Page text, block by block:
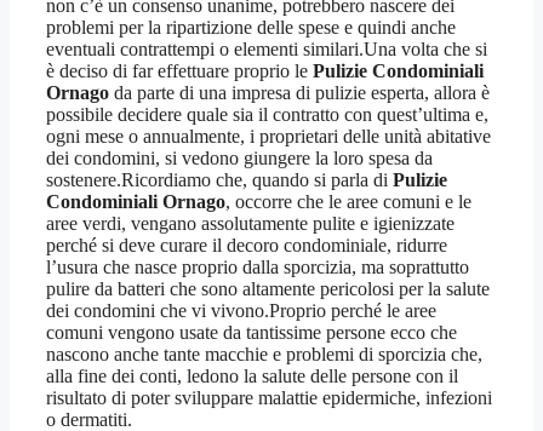
non c’è un consenso unanime, potrebbero nascere dei
problemi per la ripartizione delle spese e quindi anche
eventuali contrattempi o elementi similari.Una volta che si
è deciso di far effettuare proprio le Pulizie Condominiali
Ornago da parte di una impresa di pulizie esperta, allora è
possibile decidere quale sia il contratto con quest’ultima e,
ogni mese o annualmente, i proprietari delle unità abitative
dei condomini, si vedono giungere la loro spesa da
sostenere.Ricordiamo che, quando si parla di Pulizie
Condominiali Ornago, occorre che le aree comuni e le
aree verdi, vengano assolutamente pulite e igienizzate
perché si deve curare il decoro condominiale, ridurre
l’usura che nasce proprio dalla sporcizia, ma soprattutto
pulire da batteri che sono altamente pericolosi per la salute
dei condomini che vi vivono.Proprio perché le aree
comuni vengono usate da tantissime persone ecco che
nascono anche tante macchie e problemi di sporcizia che,
alla fine dei conti, ledono la salute delle persone con il
risultato di poter sviluppare malattie epidermiche, infezioni
o dermatiti.